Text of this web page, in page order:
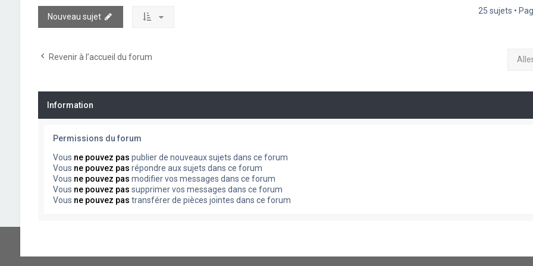
Nouveau sujet
25 sujets •
Revenir à l’accueil du forum
Information
Permissions du forum
Vous ne pouvez pas publier de nouveaux sujets dans ce forum
Vous ne pouvez pas répondre aux sujets dans ce forum
Vous ne pouvez pas modifier vos messages dans ce forum
Vous ne pouvez pas supprimer vos messages dans ce forum
Vous ne pouvez pas transférer de pièces jointes dans ce forum